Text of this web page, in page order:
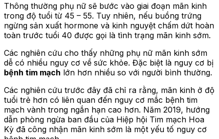
Thông thường phụ nữ sẽ bước vào giai đoạn mãn kinh
trong độ tuổi từ 45 – 55. Tuy nhiên, nếu buồng trứng
ngừng sản xuất hormone và kinh nguyệt chấm dứt hoàn
toàn trước tuổi 40 được gọi là tình trạng mãn kinh sớm.
Các nghiên cứu cho thấy những phụ nữ mãn kinh sớm
dễ có nhiều nguy cơ về sức khỏe. Đặc biệt là nguy cơ bị
bệnh tim mạch lớn hơn nhiều so với người bình thường.
Các nghiên cứu trước đây đã chỉ ra rằng, mãn kinh ở độ
tuổi trẻ hơn có liên quan đến nguy cơ mắc bệnh tim
mạch vành trong ngắn hạn cao hơn. Năm 2019, hướng
dẫn phòng ngừa ban đầu của Hiệp hội Tim mạch Hoa
Kỳ đã công nhận mãn kinh sớm là một yếu tố nguy cơ